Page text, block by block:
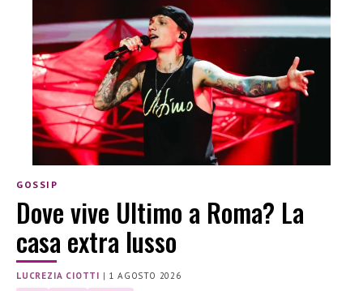
GOSSIP
Dove vive Ultimo a Roma? La
casa extra lusso
LUCREZIA CIOTTI | 1 AGOSTO 2026